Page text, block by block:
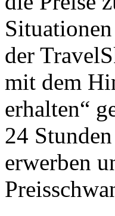
der
mit dem
erhalten“
24
erwerben